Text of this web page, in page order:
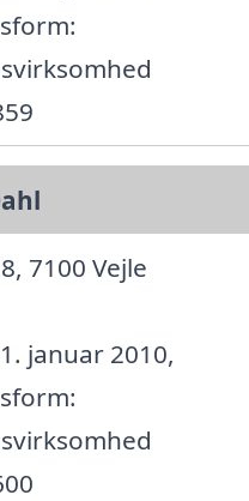
7100 Vejle
januar 2010,